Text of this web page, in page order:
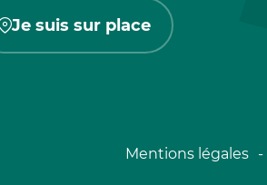
Je suis sur place
Mentions légales